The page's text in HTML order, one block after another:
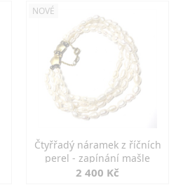
NOVÉ
Čtyřřadý náramek z říčních
perel - zapínání mašle
2 400 Kč